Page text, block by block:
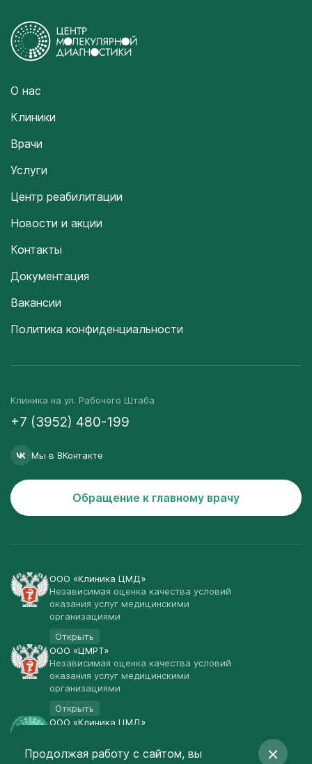
О нас
Клиники
Врачи
Услуги
Центр реабилитации
Новости и акции
Контакты
Документация
Вакансии
Политика конфиденциальности
Клиника на ул. Рабочего Штаба
+7 (3952) 480-199
Мы в ВКонтакте
Обращение к главному врачу
ООО «Клиника ЦМД»
Независимая оценка качества условий
оказания услуг медицинскими
организациями
Открыть
ООО «ЦМРТ»
Независимая оценка качества условий
оказания услуг медицинскими
организациями
Открыть
ООО «Клиника ЦМД»
Открыть
Продолжая работу с сайтом, вы